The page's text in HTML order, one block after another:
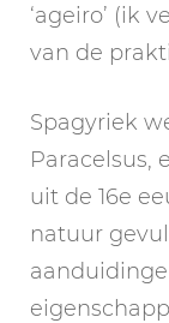
‘ageiro’ (ik
van de
Spagyriek
Paracelsus,
uit de 16e
natuur